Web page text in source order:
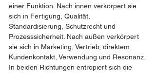
einer Funktion. Nach innen verkörpert sie
sich in Fertigung, Qualität,
Standardisierung, Schutzrecht und
Prozesssicherheit. Nach außen verkörpert
sie sich in Marketing, Vertrieb, direktem
Kundenkontakt, Verwendung und Resonanz.
In beiden Richtungen entropiert sich die